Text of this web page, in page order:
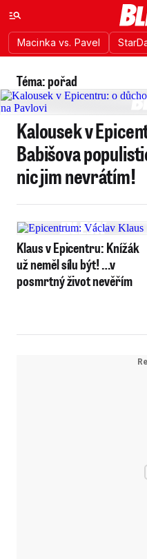
Macinka vs. Pavel
Téma: pořad
Kalousek v
Babišova
nic jim nevrátím!
Klaus v Epicentru: Knížák
už neměl sílu být! …v
posmrtný život nevěřím